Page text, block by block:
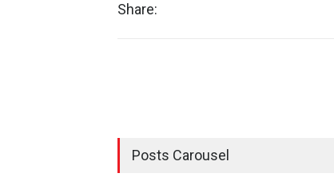
Share:
Posts Carousel